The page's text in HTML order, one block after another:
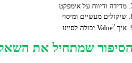
מדידה ודיווח על אימפקט
שיקולים מעשיים ומיסוי
איך Value 2 יכולה לסייע